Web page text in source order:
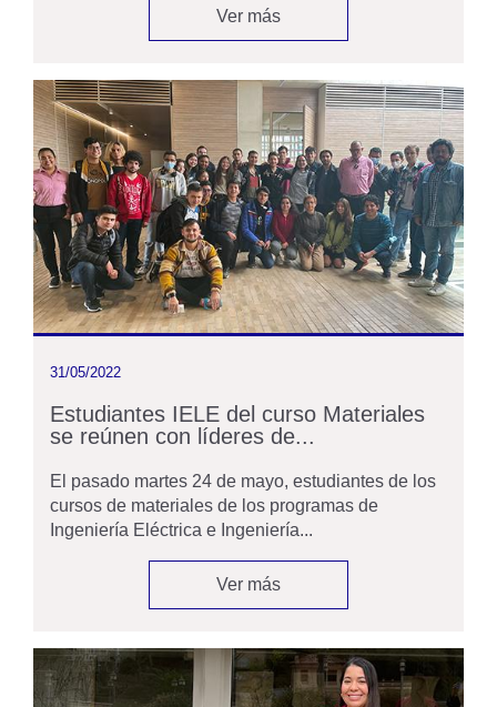
Ver más
31/05/2022
Estudiantes IELE del curso Materiales
se reúnen con líderes de...
El pasado martes 24 de mayo, estudiantes de los
cursos de materiales de los programas de
Ingeniería Eléctrica e Ingeniería...
Ver más